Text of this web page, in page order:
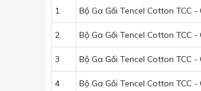
1
Bộ Ga Gối Tencel Cotton TCC
2 Bộ Ga Gối Tencel Cotton TCC
3 Bộ Ga Gối Tencel Cotton TCC
4 Bộ Ga Gối Tencel Cotton TCC